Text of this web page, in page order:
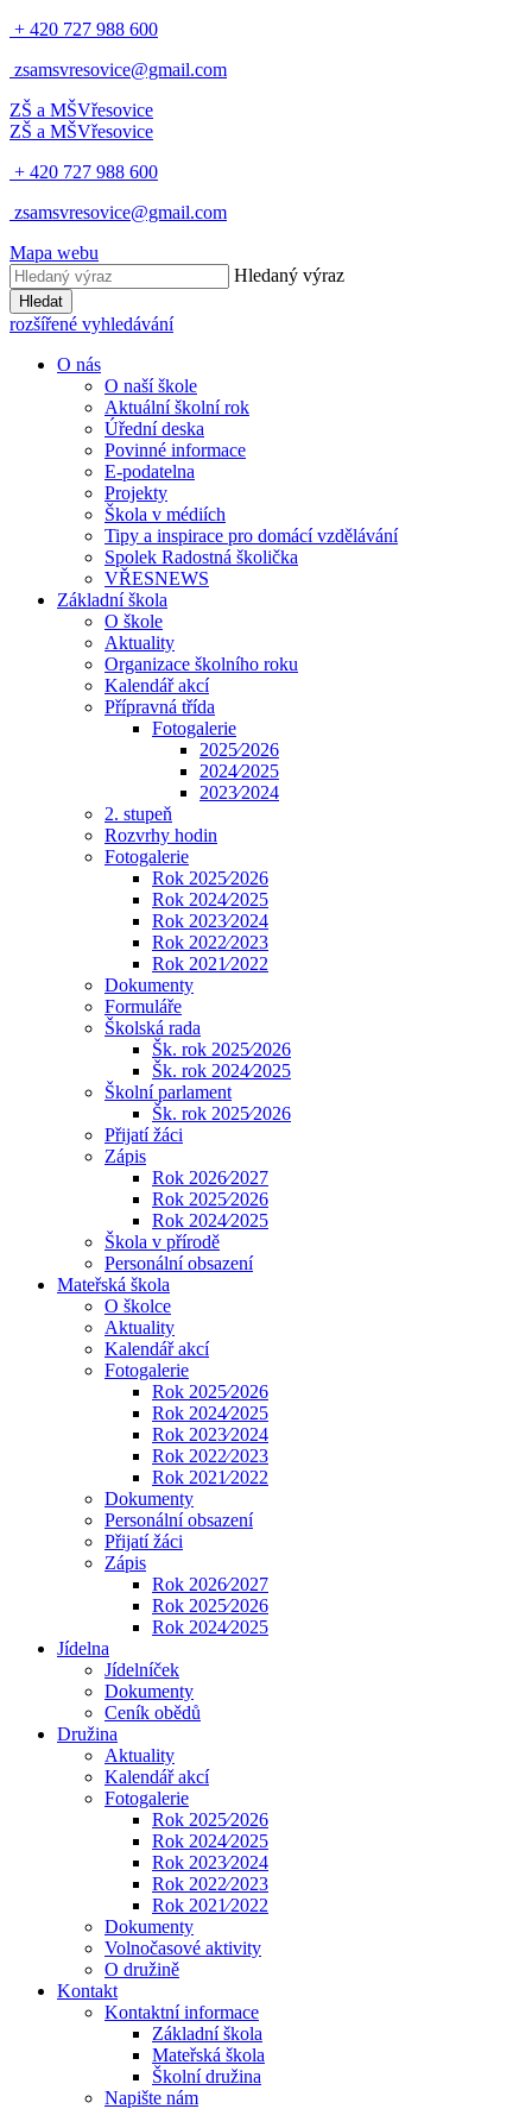
+ 420 727 988 600
zsamsvresovice@gmail.com
ZŠ a MŠVřesovice
ZŠ a MŠVřesovice
+ 420 727 988 600
zsamsvresovice@gmail.com
Mapa webu
Hledaný výraz
Hledat
rozšířené vyhledávání
O nás
O naší škole
Aktuální školní rok
Úřední deska
Povinné informace
E-podatelna
Projekty
Škola v médiích
Tipy a inspirace pro domácí vzdělávání
Spolek Radostná školička
VŘESNEWS
Základní škola
O škole
Aktuality
Organizace školního roku
Kalendář akcí
Přípravná třída
Fotogalerie
2025⁄2026
2024⁄2025
2023⁄2024
2. stupeň
Rozvrhy hodin
Fotogalerie
Rok 2025⁄2026
Rok 2024⁄2025
Rok 2023⁄2024
Rok 2022⁄2023
Rok 2021⁄2022
Dokumenty
Formuláře
Školská rada
Šk. rok 2025⁄2026
Šk. rok 2024⁄2025
Školní parlament
Šk. rok 2025⁄2026
Přijatí žáci
Zápis
Rok 2026⁄2027
Rok 2025⁄2026
Rok 2024⁄2025
Škola v přírodě
Personální obsazení
Mateřská škola
O školce
Aktuality
Kalendář akcí
Fotogalerie
Rok 2025⁄2026
Rok 2024⁄2025
Rok 2023⁄2024
Rok 2022⁄2023
Rok 2021⁄2022
Dokumenty
Personální obsazení
Přijatí žáci
Zápis
Rok 2026⁄2027
Rok 2025⁄2026
Rok 2024⁄2025
Jídelna
Jídelníček
Dokumenty
Ceník obědů
Družina
Aktuality
Kalendář akcí
Fotogalerie
Rok 2025⁄2026
Rok 2024⁄2025
Rok 2023⁄2024
Rok 2022⁄2023
Rok 2021⁄2022
Dokumenty
Volnočasové aktivity
O družině
Kontakt
Kontaktní informace
Základní škola
Mateřská škola
Školní družina
Napište nám